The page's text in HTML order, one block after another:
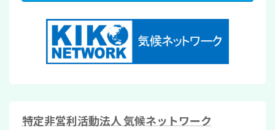
特定非営利活動法人 気候ネットワーク